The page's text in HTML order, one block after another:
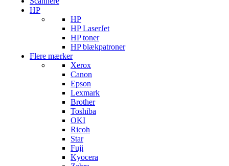
HP
HP
HP LaserJet
HP toner
HP blækpatroner
Flere mærker
Xerox
Canon
Epson
Lexmark
Brother
Toshiba
OKI
Ricoh
Star
Fuji
Kyocera